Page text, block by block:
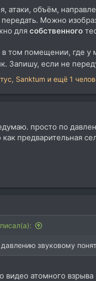
атаки, объём,
передать. Можно
для собственного
в том помещении, где у
Запишу, если не
, Sanktum и ещё 1
просто по
предварительная
звуковому
видео атомного